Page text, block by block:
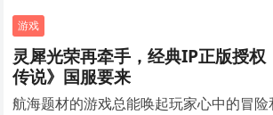
游戏
灵犀光荣再牵手，经典IP正版授权
传说》国服要来
航海题材的游戏总能唤起玩家心中的冒